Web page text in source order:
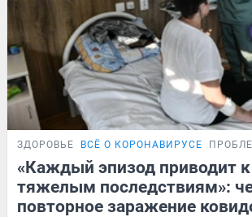
ЗДОРОВЬЕ ВСЁ О КОРОНАВИРУСЕ
«Каждый эпизод приводит
тяжелым последствиям»:
повторное заражение